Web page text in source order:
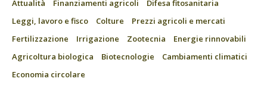
Attualità Finanziamenti agricoli
Difesa fitosanitaria
Leggi, lavoro e fisco
Colture
Prezzi agricoli e mercati
Fertilizzazione
Irrigazione Zootecnia
Energie rinnovabili
Agricoltura biologica
Biotecnologie
Cambiamenti climatici
Economia circolare